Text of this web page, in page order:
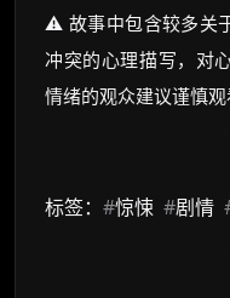
⚠️ 故事中包含较多关
冲突的心理描写，对
情绪的观众建议谨慎观
标签： #惊悚 #剧情